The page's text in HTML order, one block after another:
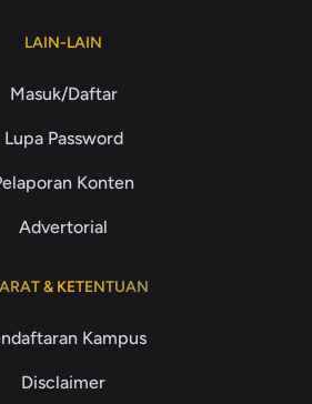
LAIN-LAIN
Masuk/Daftar
Lupa Password
Konten
Advertorial
& KETENTUAN
Kampus
Disclaimer